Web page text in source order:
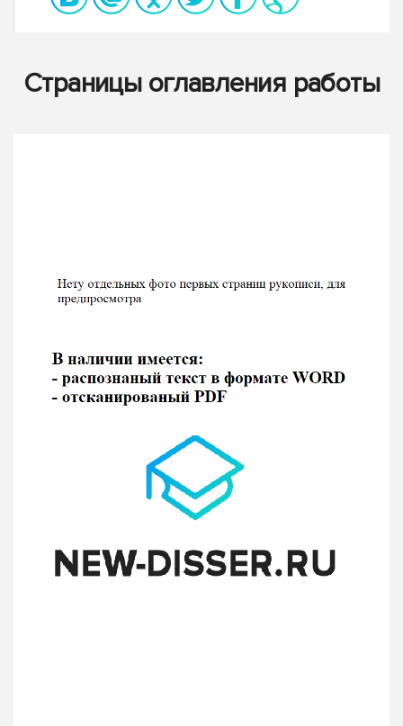
Страницы оглавления работы